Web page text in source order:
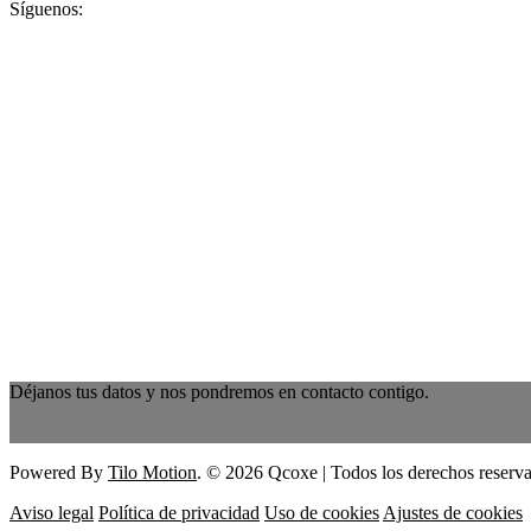
Síguenos:
Déjanos tus datos y nos pondremos en contacto contigo.
Powered By Tilo Motion. © 2026 Qcoxe | Todos los derechos
Aviso legal Política de privacidad Uso de cookies Ajustes de cookies